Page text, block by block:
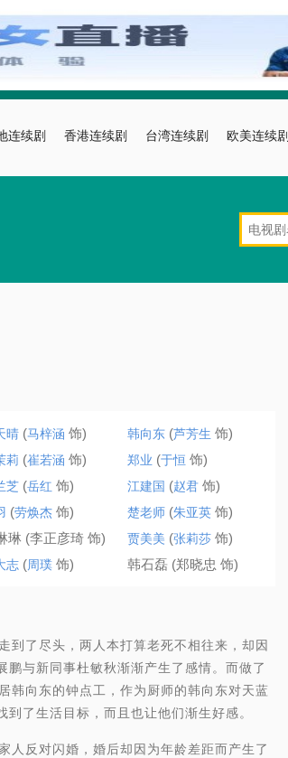
连续剧 香港连续剧 台湾连续剧 欧美连续剧
晴 (马梓涵 饰) 韩向东 (芦芳生 饰)
莉 (崔若涵 饰) 郑业 (于恒 饰)
芝 (岳红 饰) 江建国 (赵君 饰)
(劳焕杰 饰) 楚老师 (朱亚英 饰)
琳 (李正彦琦 饰) 贾美美 (张莉莎 饰)
志 (周璞 饰) 韩石磊 (郑晓忠 饰)
了尽头，两人本打算老死不相往来，却因
与新同事杜敏秋渐渐产生了感情。而做了
韩向东的钟点工，作为厨师的韩向东对天蓝
了生活目标，而且也让他们渐生好感。
反对闪婚，婚后却因为年龄差距而产生了